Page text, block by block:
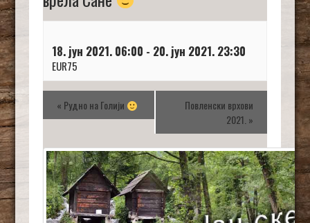
18. јун 2021. 06:00 - 20. јун 2021. 23:30
EUR75
« Рудно на Голији
Повленски врхови
2021.»